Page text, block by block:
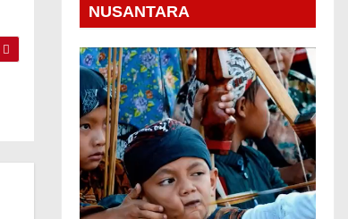
NUSANTARA